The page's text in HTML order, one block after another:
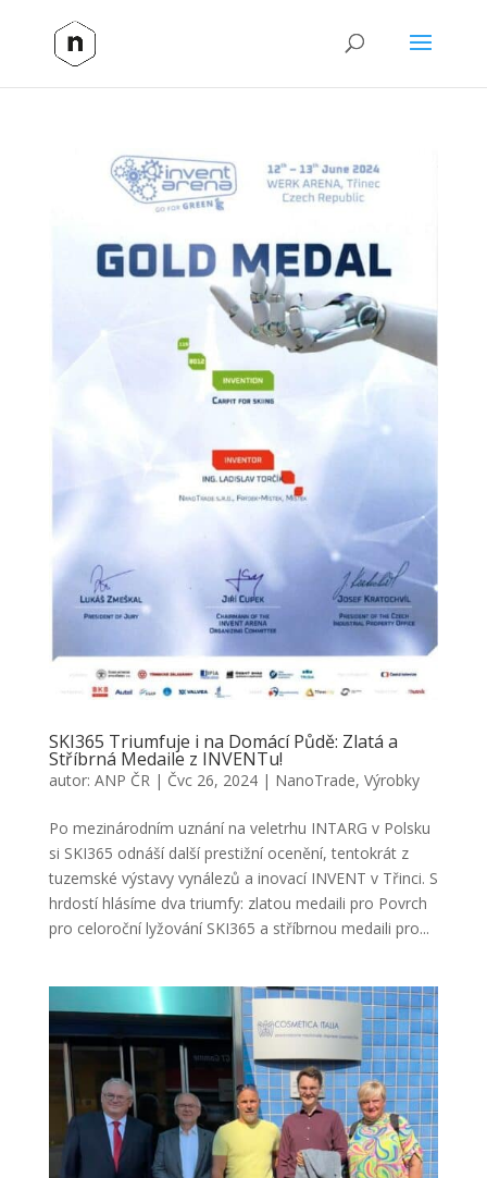
SKI365 Triumfuje i na Domácí Půdě: Zlatá a
Stříbrná Medaile z INVENTu!
autor: ANP ČR| Čvc 26, 2024| NanoTrade, Výrobky
Po mezinárodním uznání na veletrhu INTARG v Polsku
si SKI365 odnáší další prestižní ocenění, tentokrát z
tuzemské výstavy vynálezů a inovací INVENT v Třinci. S
hrdostí hlásíme dva triumfy: zlatou medaili pro Povrch
pro celoroční lyžování SKI365 a stříbrnou medaili pro...